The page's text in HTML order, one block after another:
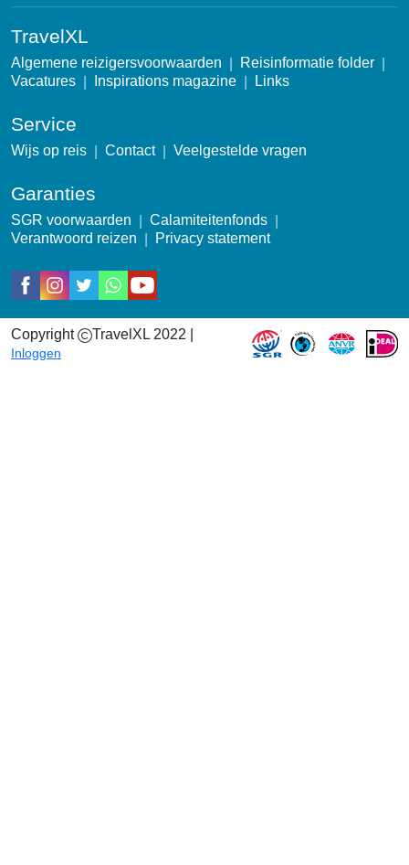
TravelXL
Algemene reizigersvoorwaarden
Reisinformatie folder
Vacatures
Inspirations magazine Links
Service
Wijs op reis Contact Veelgestelde vragen
Garanties
SGR voorwaarden
Calamiteitenfonds
Verantwoord reizen
Privacy statement
Social
Copyright TravelXL 2022 |
Inloggen
Garantie icons